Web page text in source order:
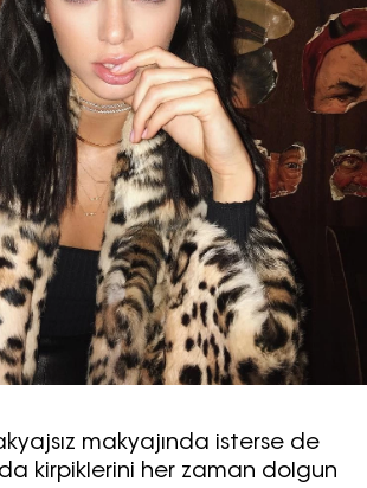
makyajında isterse de
kirpiklerini her zaman dolgun